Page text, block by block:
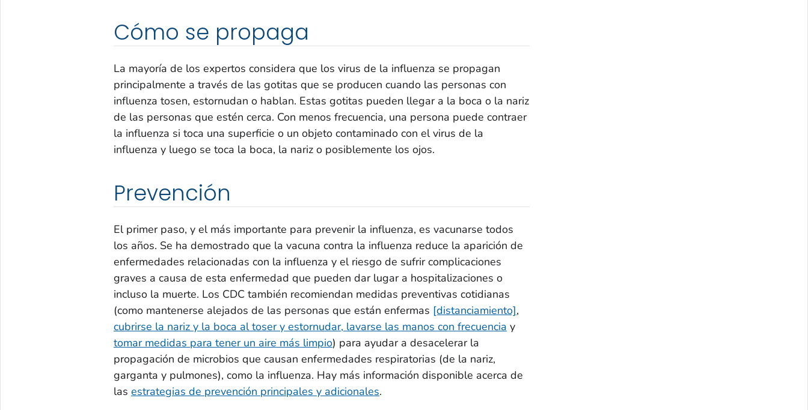
Cómo se propaga
La mayoría de los expertos considera que los virus de la influenza se propagan
principalmente a través de las gotitas que se producen cuando las personas con
influenza tosen, estornudan o hablan. Estas gotitas pueden llegar a la boca o la nariz
de las personas que estén cerca. Con menos frecuencia, una persona puede contraer
la influenza si toca una superficie o un objeto contaminado con el virus de la
influenza y luego se toca la boca, la nariz o posiblemente los ojos.
Prevención
El primer paso, y el más importante para prevenir la influenza, es vacunarse todos
los años. Se ha demostrado que la vacuna contra la influenza reduce la aparición de
enfermedades relacionadas con la influenza y el riesgo de sufrir complicaciones
graves a causa de esta enfermedad que pueden dar lugar a hospitalizaciones o
incluso la muerte. Los CDC también recomiendan medidas preventivas cotidianas
(como mantenerse alejados de las personas que están enfermas [distanciamiento],
cubrirse la nariz y la boca al toser y estornudar, lavarse las manos con frecuencia y
tomar medidas para tener un aire más limpio) para ayudar a desacelerar la
propagación de microbios que causan enfermedades respiratorias (de la nariz,
garganta y pulmones), como la influenza. Hay más información disponible acerca de
las estrategias de prevención principales y adicionales.